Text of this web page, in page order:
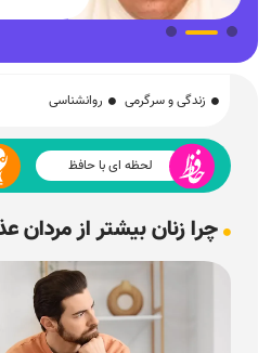
زندگی و سرگرمی روانشناسی
لحظه ای با حافظ
چرا زنان بیشتر از مردان